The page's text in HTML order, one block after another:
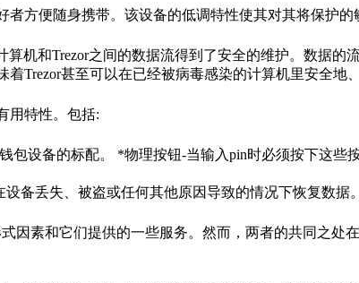
者方便随身携带。该设备的低调特性使其对其将保护的
算机和Trezor之间的数据流得到了安全的维护。数据
着Trezor甚至可以在已经被病毒感染的计算机里安全地
用特性。包括:
包设备的标配。 *物理按钮-当输入pin时必须按下这些
设备丢失、被盗或任何其他原因导致的情况下恢复数
因素和它们提供的一些服务。然而，两者的共同之处